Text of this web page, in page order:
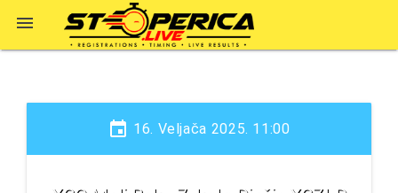

event 16. Veljača 2025. 11:00